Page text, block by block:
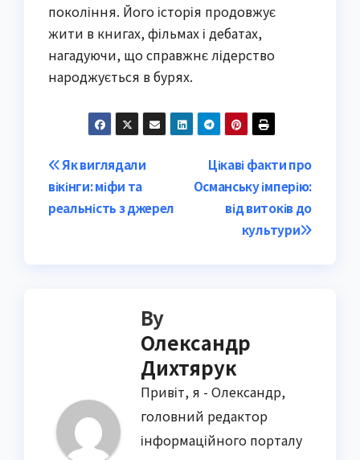
покоління. Його історія продовжує
жити в книгах, фільмах і дебатах,
нагадуючи, що справжнє лідерство
народжується в бурях.
Post
navigation
Цікаві факти про
Османську імперію:
від витоків до
культури
Як виглядали
вікінги: міфи та
реальність з джерел
By
Олександр
Дихтярук
Привіт, я - Олександр,
головний редактор
інформаційного порталу